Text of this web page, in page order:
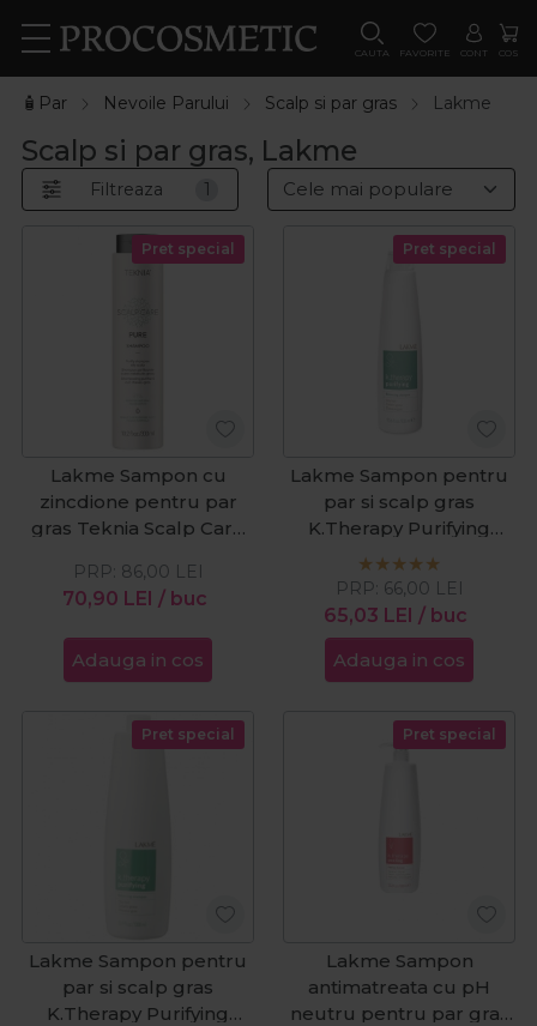
CAUTA FAVORITE CONT COS
🧴Par Nevoile Parului Scalp si par gras Lakme
Scalp si par gras, Lakme
Filtreaza 1
Pret special
Lakme Sampon cu
zincdione pentru par
gras Teknia Scalp Care
70,90 LEI / buc
PRP: 86,00 LEI
Adauga in cos
Pret special
Lakme Sampon pentru
par si scalp gras
K.Therapy Purifying
300ml
65,03 LEI / buc
PRP: 66,00 LEI
Adauga in cos
Pret special
Lakme Sampon pentru
par si scalp gras
K.Therapy Purifying
Pret special
Lakme Sampon
antimatreata cu pH
neutru pentru par gras